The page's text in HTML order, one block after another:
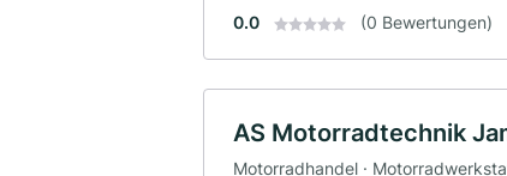
0.0 (0 Bewertungen)
AS Motorradtechnik
Motorradhandel ·